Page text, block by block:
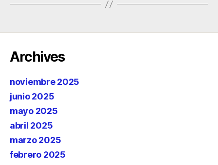
Archives
noviembre 2025
junio 2025
mayo 2025
abril 2025
marzo 2025
febrero 2025